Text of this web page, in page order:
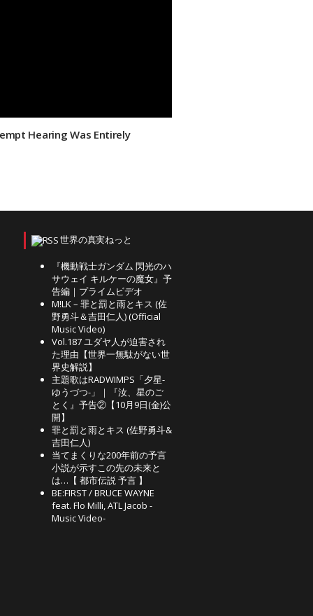
Hearing Was Entirely
世界の真実ねっと
『機動戦士ガンダム 閃光のハ
サウェイ キルケーの魔女』予
告編｜プライムビデオ
M!LK – 罪と罰と雨とキス (佐
野勇斗＆吉田仁人) (Official
Music Video)
Vol.187 ユダヤ人が迫害され
た理由【世界一無駄がない世
界史解説】
主題歌はRADWIMPS「夕星-
ゆうづつ-」｜『汝、星のご
とく』予告②【10月9日(金)公
開】
罪と罰と雨とキス (佐野勇斗&
吉田仁人)
当てまくりな200年前の予言
小説が示すこの先の未来と
は…【 都市伝説 予言 】
BE:FIRST / BRUCE WAYNE
feat. Flo Milli, ATL Jacob -
Music Video-